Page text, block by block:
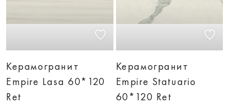
Керамогранит
Empire Lasa 60*120
Ret
Керамогранит
Empire Statuario
60*120 Ret